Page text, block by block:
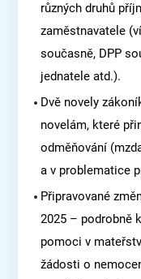
různých druhů
zaměstnavatele
současně, DPP
jednatele atd.).
Dvě novely
novelám, které
odměňování
a v problematice
Připravované
2025 – podrobně
pomoci v
žádosti o